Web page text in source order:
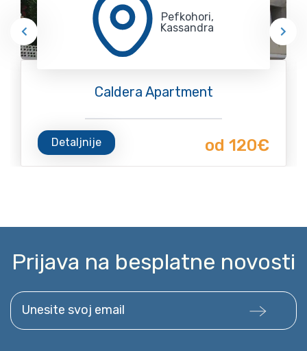
Pefkohori,
Kassandra
Caldera Apartment
Detaljnije od 120€
Prijava na besplatne novosti
Unesite svoj email